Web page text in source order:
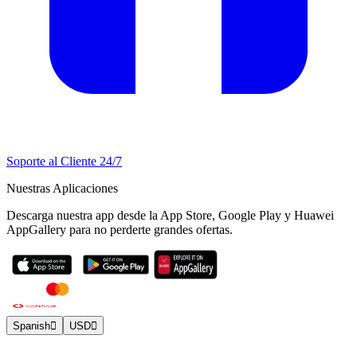
Soporte al Cliente 24/7
Nuestras Aplicaciones
Descarga nuestra app desde la App Store, Google Play y Huawei
AppGallery para no perderte grandes ofertas.
Spanish USD